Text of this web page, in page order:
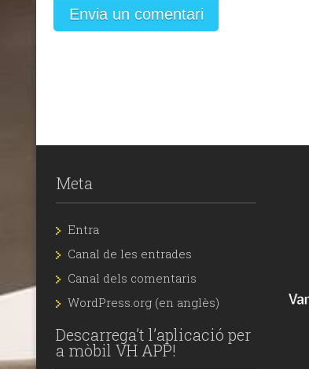
Meta
Entra
Canal de les entrades
Canal dels comentaris
WordPress.org (en anglès)
Descarrega’t l’aplicació per
a mòbil VH APP!